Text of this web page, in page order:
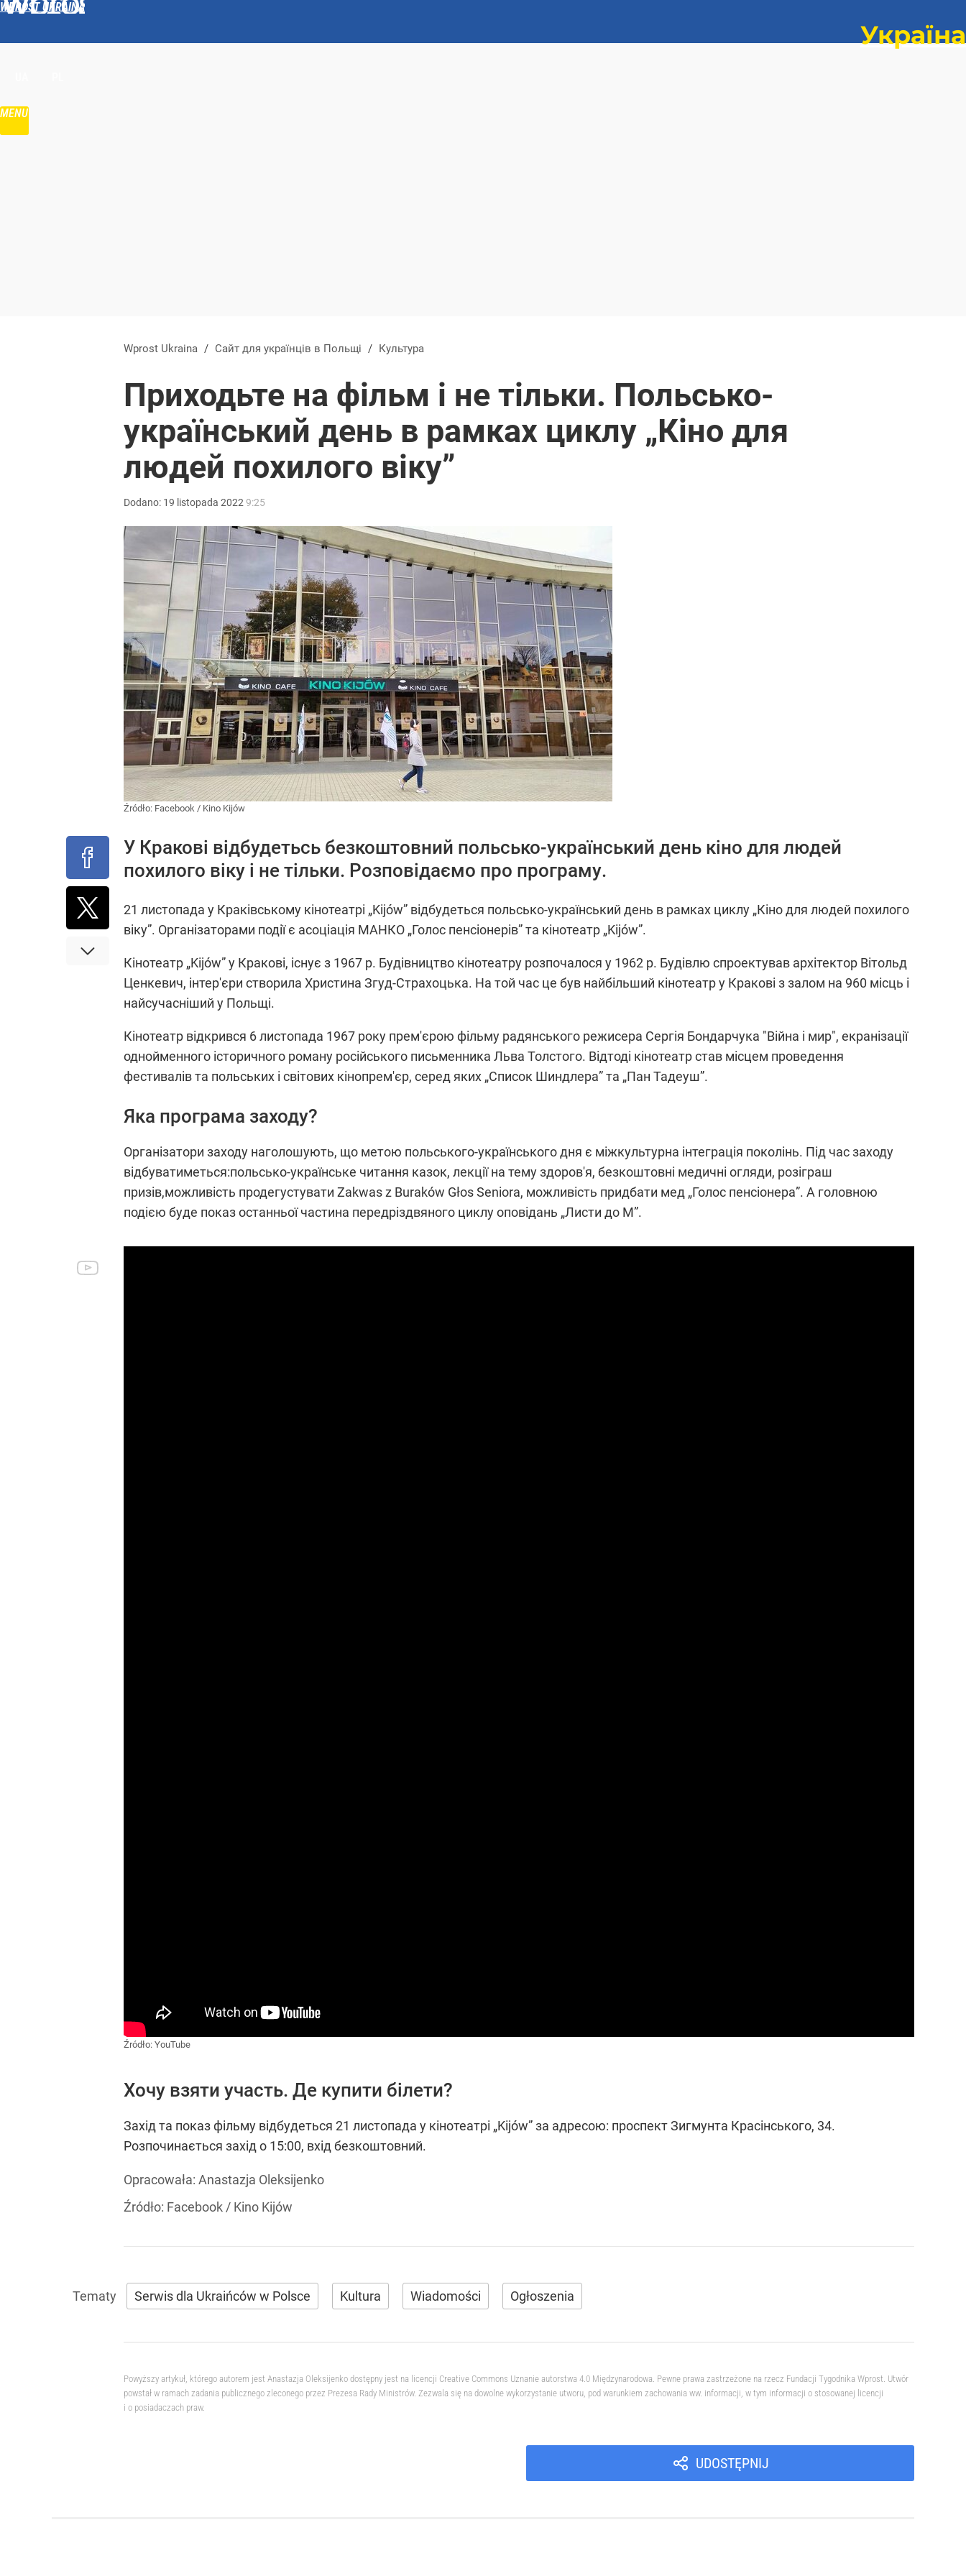
WPROST UKRAINA
MENU
Wprost Ukraina / Сайт для українців в Польщі / Культура
Приходьте на фільм і не тільки. Польсько-
український день в рамках циклу „Кіно для
людей похилого віку”
Dodano: 19 listopada 2022 9:25
Źródło: Facebook / Kino Kijów
У Кракові відбудетьсь безкоштовний польсько-український день кіно для людей
похилого віку і не тільки. Розповідаємо про програму.
21 листопада у Краківському кінотеатрі „Kijów” відбудеться польсько-український день в рамках циклу „Кіно для людей похилого
віку”. Організаторами події є асоціація МАНКО „Голос пенсіонерів” та кінотеатр „Kijów”.
Кінотеатр „Kijów” у Кракові, існує з 1967 р. Будівництво кінотеатру розпочалося у 1962 р. Будівлю спроектував архітектор Вітольд
Ценкевич, інтер'єри створила Христина Згуд-Страхоцька. На той час це був найбільший кінотеатр у Кракові з залом на 960 місць і
найсучасніший у Польщі.
Кінотеатр відкрився 6 листопада 1967 року прем'єрою фільму радянського режисера Сергія Бондарчука "Війна і мир", екранізації
однойменного історичного роману російського письменника Льва Толстого. Відтоді кінотеатр став місцем проведення
фестивалів та польських і світових кінопрем'єр, серед яких „Список Шиндлера” та „Пан Тадеуш”.
Яка програма заходу?
Організатори заходу наголошують, що метою польського-українського дня є міжкультурна інтеграція поколінь. Під час заходу
відбуватиметься:польсько-українське читання казок, лекції на тему здоров'я, безкоштовні медичні огляди, розіграш
призів,можливість продегустувати Zakwas z Buraków Głos Seniora, можливість придбати мед „Голос пенсіонера”. А головною
подією буде показ останньої частина передріздвяного циклу оповідань „Листи до М”.
Źródło: YouTube
Хочу взяти участь. Де купити білети?
Захід та показ фільму відбудеться 21 листопада у кінотеатрі „Kijów” за адресою: проспект Зигмунта Красінського, 34.
Розпочинається захід о 15:00, вхід безкоштовний.
Opracowała: Anastazja Oleksijenko
Źródło: Facebook / Kino Kijów
Serwis dla Ukraińców w Polsce Kultura Wiadomości Ogłoszenia
Powyższy artykuł, którego autorem jest Anastazja Oleksijenko dostępny jest na licencji Creative Commons Uznanie autorstwa 4.0 Międzynarodowa. Pewne prawa zastrzeżone na rzecz Fundacji Tygodnika Wprost. Utwór
powstał w ramach zadania publicznego zleconego przez Prezesa Rady Ministrów. Zezwala się na dowolne wykorzystanie utworu, pod warunkiem zachowania ww. informacji, w tym informacji o stosowanej licencji
i o posiadaczach praw.
UDOSTĘPNIJ